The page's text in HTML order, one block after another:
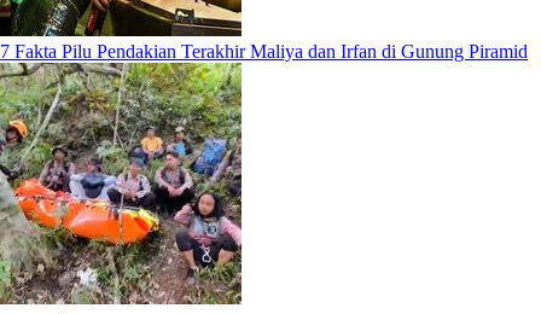
7 Fakta Pilu Pendakian Terakhir Maliya dan Irfan di Gunung Piramid